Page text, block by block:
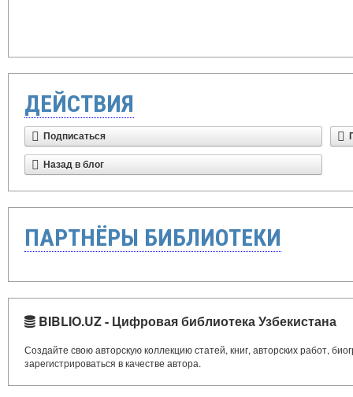
ДЕЙСТВИЯ
Подписаться
Назад в блог
ПАРТНЁРЫ БИБЛИОТЕКИ
BIBLIO.UZ - Цифровая библиотека Узбекистана
Создайте свою авторскую коллекцию статей, книг, авторских работ,
зарегистрироваться в качестве автора.